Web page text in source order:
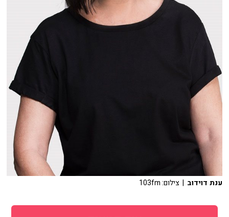
ענת דוידוב | צילום: 103fm